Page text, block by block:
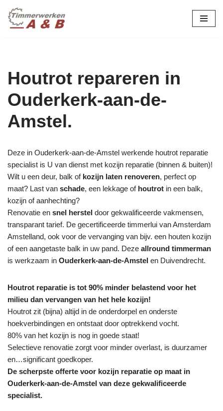
Ga
Houtrot repareren in
Ouderkerk-aan-de-
Amstel.
Deze in Ouderkerk-aan-de-Amstel werkende houtrot reparatie
specialist is U van dienst met kozijn reparatie (binnen & buiten)!
Wilt u een deur, balk of kozijn laten renoveren, perfect op
maat? Last van schade, een lekkage of houtrot in een balk,
kozijn of aanhechting?
Renovatie en snel herstel door gekwalificeerde vakmensen,
transparant tarief. De gecertificeerde timmerlui van Amsterdam
Amstelland, ook voor de vervanging van bijv. een houten kozijn
of een aangetaste balk in uw pand. Deze allround timmerman
is werkzaam in Ouderkerk-aan-de-Amstel en Duivendrecht.
Houtrot reparatie is tot 90% minder belastend voor het
milieu dan vervangen van het hele kozijn!
Houtrot zit (bijna) altijd in de onderdorpel en onderste
hoekverbindingen en ontstaat door optrekkend vocht.
80% van het kozijn is nog in goede staat!
Selectieve renovatie zorgt voor minder overlast, is duurzamer
en…significant goedkoper.
De scherpste offerte voor kozijn reparatie op maat in
Ouderkerk-aan-de-Amstel van deze gekwalificeerde
specialist.